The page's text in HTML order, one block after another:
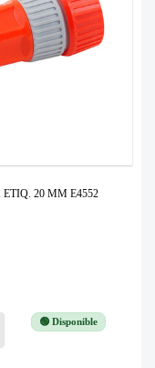
20 MM E4552
🟢 Disponible